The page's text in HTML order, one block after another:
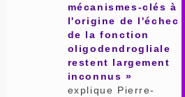
mécanismes-clés à
l'origine de l'échec
de la fonction
oligodendrogliale
restent largement
inconnus »
explique Pierre-